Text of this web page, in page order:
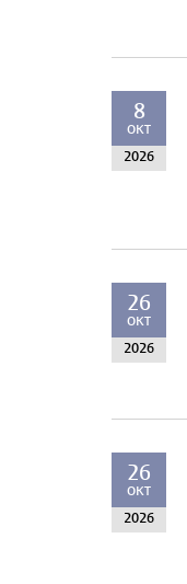
8
OKT
2026
26
OKT
2026
26
OKT
2026